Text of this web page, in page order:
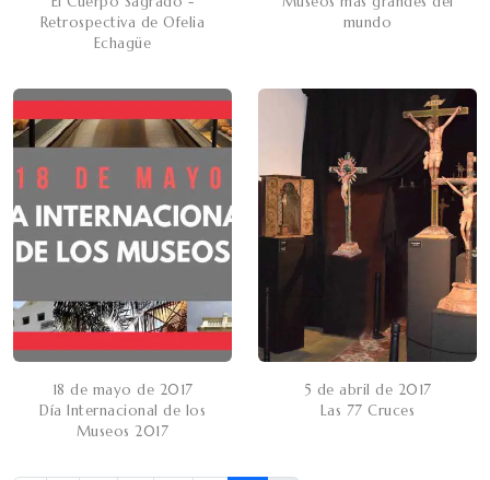
Retrospectiva de Ofelia
Echagüe
mundo
18 de mayo de 2017
Día Internacional de los
Museos 2017
5 de abril de 2017
Las 77 Cruces